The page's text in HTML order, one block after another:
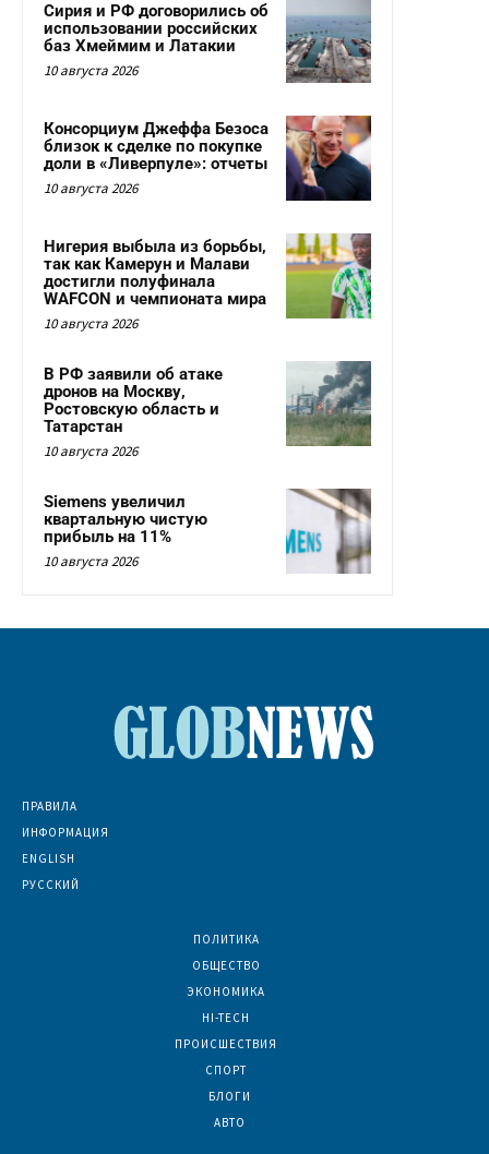
Сирия и РФ договорились об
использовании российских
баз Хмеймим и Латакии
10 августа 2026
Консорциум Джеффа Безоса
близок к сделке по покупке
доли в «Ливерпуле»: отчеты
10 августа 2026
Нигерия выбыла из борьбы,
так как Камерун и Малави
достигли полуфинала
WAFCON и чемпионата мира
10 августа 2026
В РФ заявили об атаке
дронов на Москву,
Ростовскую область и
Татарстан
10 августа 2026
Siemens увеличил
квартальную чистую
прибыль на 11%
10 августа 2026
ПРАВИЛА
ИНФОРМАЦИЯ
ENGLISH
РУССКИЙ
ПОЛИТИКА
ОБЩЕСТВО
ЭКОНОМИКА
HI-TECH
ПРОИСШЕСТВИЯ
СПОРТ
БЛОГИ
АВТО